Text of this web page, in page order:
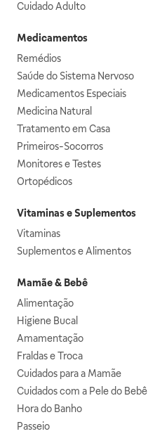
Cuidado Adulto
Medicamentos
Remédios
Saúde do Sistema Nervoso
Medicamentos Especiais
Medicina Natural
Tratamento em Casa
Primeiros-Socorros
Monitores e Testes
Ortopédicos
Vitaminas e Suplementos
Vitaminas
Suplementos e Alimentos
Mamãe & Bebê
Alimentação
Higiene Bucal
Amamentação
Fraldas e Troca
Cuidados para a Mamãe
Cuidados com a Pele do Bebê
Hora do Banho
Passeio